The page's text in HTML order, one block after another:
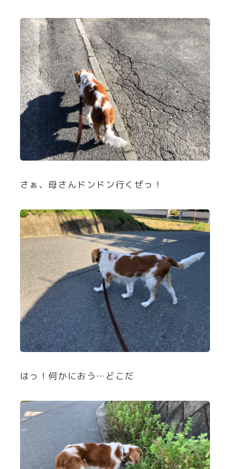
さぁ、母さんドンドン行くぜっ！
はっ！何かにおう…どこだ